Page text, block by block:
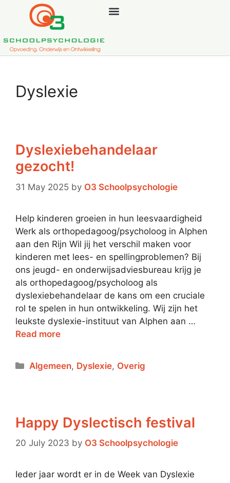
Dyslexie
Dyslexiebehandelaar
gezocht!
31 May 2025 by O3 Schoolpsychologie
Help kinderen groeien in hun leesvaardigheid
Werk als orthopedagoog/psycholoog in Alphen
aan den Rijn Wil jij het verschil maken voor
kinderen met lees- en spellingproblemen? Bij
ons jeugd- en onderwijsadviesbureau krijg je
als orthopedagoog/psycholoog als
dyslexiebehandelaar de kans om een cruciale
rol te spelen in hun ontwikkeling. Wij zijn het
leukste dyslexie-instituut van Alphen aan …
Read more
Algemeen, Dyslexie, Overig
Happy Dyslectisch festival
20 July 2023 by O3 Schoolpsychologie
Ieder jaar wordt er in de Week van Dyslexie